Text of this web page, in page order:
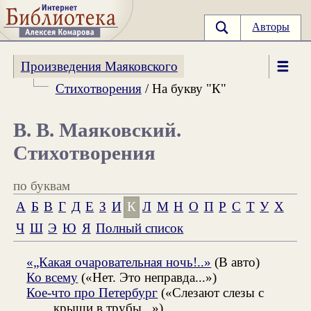
Авторы
Произведения Маяковского
Стихотворения/ На букву "К"
В. В. Маяковский.
Стихотворения
по буквам
А Б В Г Д Е З И К Л М Н О П Р С Т У Х
Ч Ш Э Ю Я Полный список
«„Какая очаровательная ночь!..» (В авто)
Ко всему («Нет. Это неправда...»)
Кое-что про Петербург («Слезают слезы с
крыши в трубы...»)